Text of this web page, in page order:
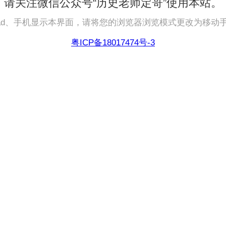
请关注微信公众号“历史老师定哥”使用本站。
、手机显示本界面，请将您的浏览器浏览模式更改为移动
粤ICP备18017474号-3